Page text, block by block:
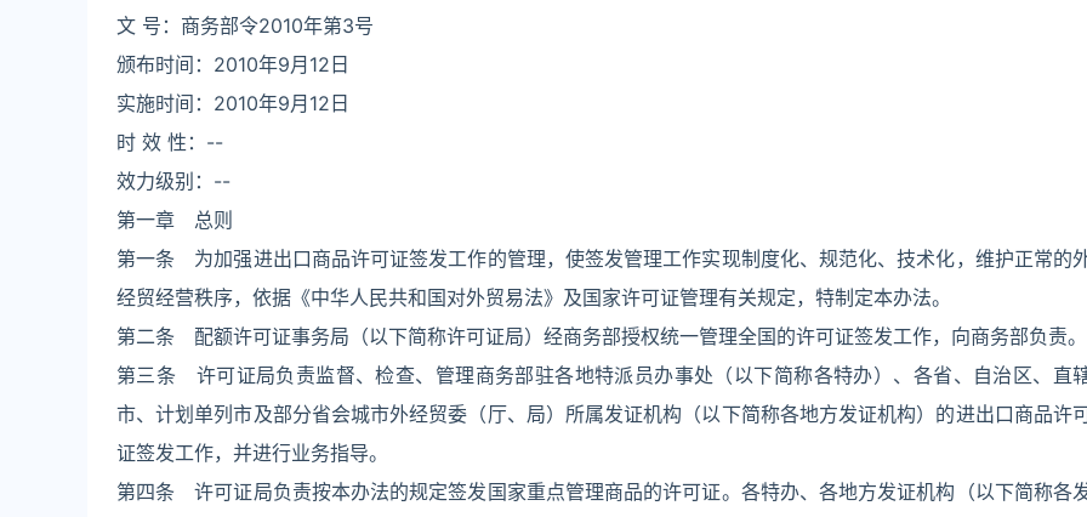
文 号：商务部令2010年第3号
颁布时间：2010年9月12日
实施时间：2010年9月12日
时 效 性：--
效力级别：--
第一章 总则
第一条 为加强进出口商品许可证签发工作的管理，使签发管理工作实现制度化、规范化、技术化，维护正常的
经贸经营秩序，依据《中华人民共和国对外贸易法》及国家许可证管理有关规定，特制定本办法。
第二条 配额许可证事务局（以下简称许可证局）经商务部授权统一管理全国的许可证签发工作，向商务部负责。
第三条 许可证局负责监督、检查、管理商务部驻各地特派员办事处（以下简称各特办）、各省、自治区、直
市、计划单列市及部分省会城市外经贸委（厅、局）所属发证机构（以下简称各地方发证机构）的进出口商品许
证签发工作，并进行业务指导。
第四条 许可证局负责按本办法的规定签发国家重点管理商品的许可证。各特办、各地方发证机构（以下简称各